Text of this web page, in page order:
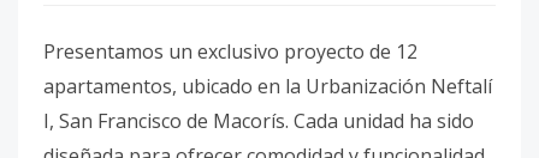
Presentamos un exclusivo proyecto de 12
apartamentos, ubicado en la Urbanización Neftalí
I, San Francisco de Macorís. Cada unidad ha sido